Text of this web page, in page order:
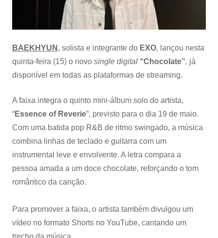
plataformas
streaming
BAEKHYUN , solista e integrante do EXO, lançou nesta
quinta-feira (15) o novo single digital “Chocolate”, já
disponível em todas as plataformas de streaming.
A faixa integra o quinto mini-álbum solo do artista,
“Essence of Reverie”, previsto para o dia 19 de maio.
Com uma batida pop R&B de ritmo swingado, a música
combina linhas de teclado e guitarra com um
instrumental leve e envolvente. A letra compara a
pessoa amada a um doce chocolate, reforçando o tom
romântico da canção.
Para promover a faixa, o artista também divulgou um
vídeo no formato Shorts no YouTube, cantando um
trecho da música.